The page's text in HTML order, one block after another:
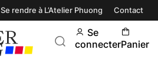
Se rendre à L’Atelier Phuong Contact
Se
connecterPanier